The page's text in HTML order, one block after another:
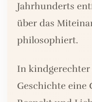
Jahrhunderts
über das
philosophiert.
In
Geschichte eine